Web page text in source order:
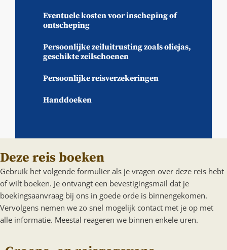
Eventuele kosten voor inscheping of
ontscheping
Persoonlijke zeiluitrusting zoals oliejas,
geschikte zeilschoenen
Persoonlijke reisverzekeringen
Handdoeken
Deze reis boeken
Gebruik het volgende formulier als je vragen over deze reis hebt
of wilt boeken. Je ontvangt een bevestigingsmail dat je
boekingsaanvraag bij ons in goede orde is binnengekomen.
Vervolgens nemen we zo snel mogelijk contact met je op met
alle informatie. Meestal reageren we binnen enkele uren.